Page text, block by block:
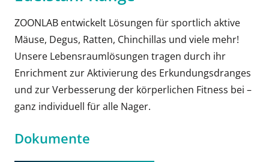
ZOONLAB entwickelt Lösungen für sportlich aktive
Mäuse, Degus, Ratten, Chinchillas und viele mehr!
Unsere Lebensraumlösungen tragen durch ihr
Enrichment zur Aktivierung des Erkundungsdranges
und zur Verbesserung der körperlichen Fitness bei –
ganz individuell für alle Nager.
Dokumente